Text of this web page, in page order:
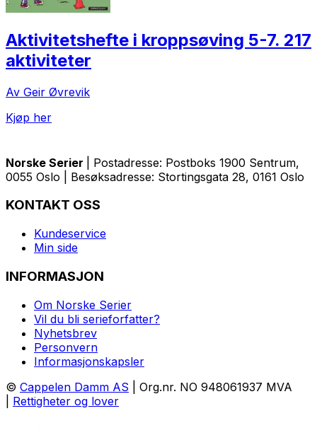
Aktivitetshefte i kroppsøving 5-7. 217
aktiviteter
Av Geir Øvrevik
Kjøp her
Norske Serier
| Postadresse: Postboks 1900 Sentrum,
0055 Oslo | Besøksadresse: Stortingsgata 28, 0161 Oslo
KONTAKT OSS
Kundeservice
Min side
INFORMASJON
Om Norske Serier
Vil du bli serieforfatter?
Nyhetsbrev
Personvern
Informasjonskapsler
© Cappelen Damm AS | Org.nr. NO 948061937 MVA
Rettigheter og lover